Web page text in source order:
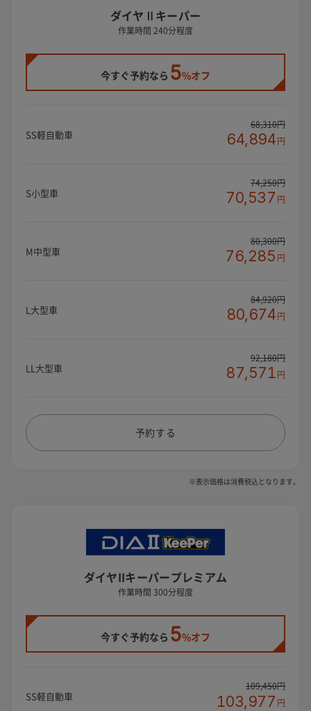
ダイヤⅡキーパー
作業時間 240分程度
今すぐ予約なら 5%オフ
SS軽自動車
68,310円
64,894円
S小型車
74,250円
70,537 円
M中型車
80,300円
76,285 円
L大型車
84,920円
80,674円
LL大型車
92,180円
87,571円
予約する
※表示価格は消費税込となります。
ダイヤIIキーパープレミアム
作業時間 300分程度
今すぐ予約なら 5%オフ
SS軽自動車
109,450円
103,977 円